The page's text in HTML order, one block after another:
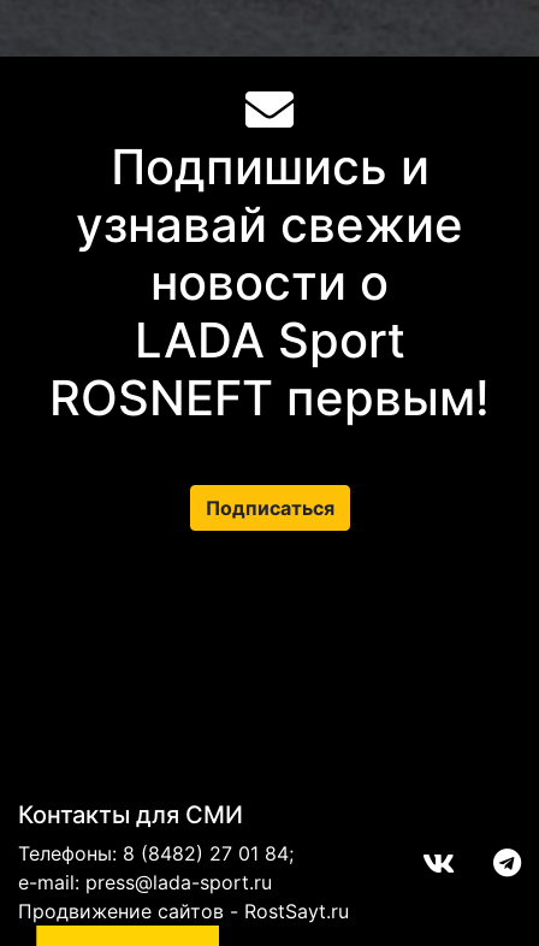
Подпишись и
узнавай свежие
новости о
LADA Sport
ROSNEFT первым!
Подписаться
Контакты для СМИ
Телефоны: 8 (8482) 27 01 84;
e-mail: press@lada-sport.ru
Продвижение сайтов - RostSayt.ru